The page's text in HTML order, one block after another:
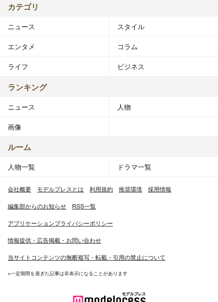
カテゴリ
ニュース スタイル
エンタメ コラム
ライフ ビジネス
ランキング
ニュース 人物
画像
ルーム
人物一覧 ドラマ一覧
会社概要 モデルプレスとは 利用規約 推奨環境 採用情報
編集部からのお知らせ RSS一覧
アプリケーションプライバシーポリシー
情報提供・広告掲載・お問い合わせ
当サイトコンテンツの無断複写・転載・引用の禁止について
※一定期間を過ぎた記事は非表示になることがあります